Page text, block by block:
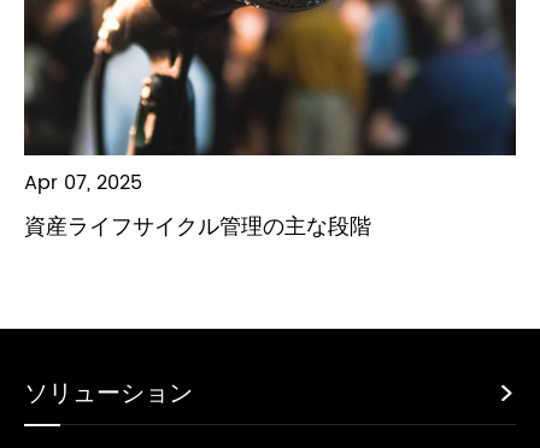
Apr 07, 2025
資産ライフサイクル管理の主な段階
ソリューション 